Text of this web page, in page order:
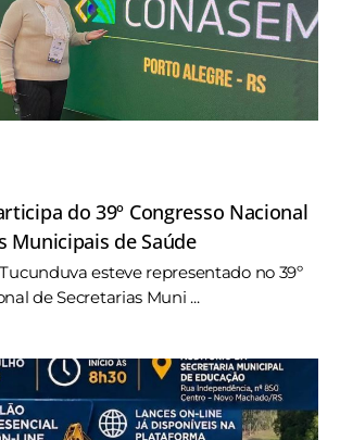
do 39º Congresso Nacional
Municipais de Saúde
esteve representado no 39º
de Secretarias Muni ...